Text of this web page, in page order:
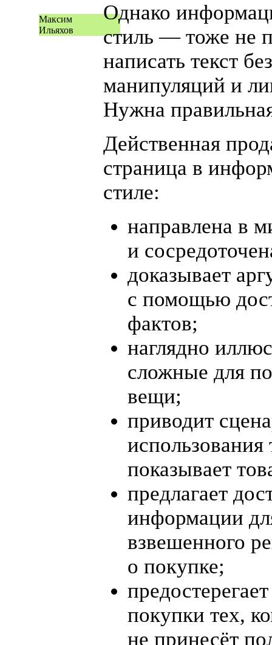
Максим
Ильяхов
Однако
стиль — тоже не
написать текст
манипуляций и
Нужна
Действенная
страница в
стиле:
направлена в
и
доказывает
с помощью
фактов;
наглядно
сложные для
вещи;
приводит
использования
показывает
предлагает
информации
взвешенного
о покупке;
покупки тех,
не принесёт